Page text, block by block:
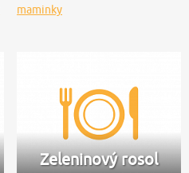
maminky
Zeleninový rosol